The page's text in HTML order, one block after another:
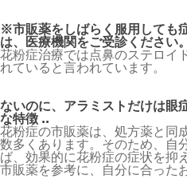
※市販薬をしばらく服用しても
は、医療機関をご受診ください
花粉症治療では点鼻のステロイ
れていると言われています。
ないのに、アラミストだけは眼
な特徴 ..
花粉症の市販薬は、処方薬と同
数多くあります。そのため、自
ば、効果的に花粉症の症状を抑
市販薬を参考に、自分に合った